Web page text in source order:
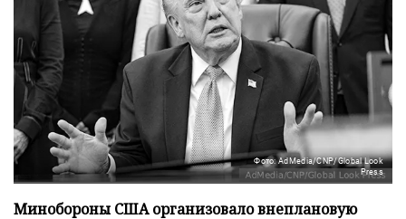
Фото: AdMedia/CNP/Global Look
Press
Минобороны США организовало внеплановую